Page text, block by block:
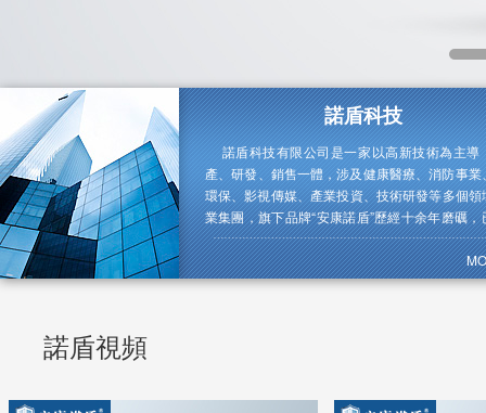
諾盾科技
諾盾科技有限公司是一家以高新技術為主導
產、研發、銷售一體，涉及健康醫療、消防事業
環保、影視傳媒、產業投資、技術研發等多個
業集團，旗下品牌“安康諾盾”歷經十余年磨礪
我國安全健康行業的“佼佼者”。
諾盾視頻